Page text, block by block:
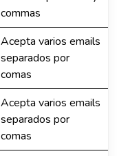
commas
Acepta varios emails
separados por
comas
Acepta varios emails
separados por
comas